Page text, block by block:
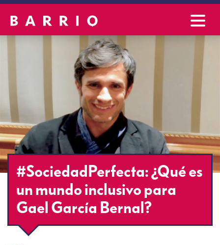
#SociedadPerfecta: ¿Qué es
un mundo inclusivo para
Gael García Bernal?